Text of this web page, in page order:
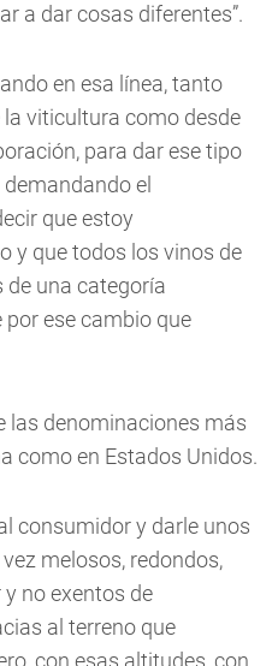
a dar cosas diferentes”.
en esa línea, tanto
viticultura como desde
para dar ese tipo
el
que estoy
y que todos los vinos de
de una categoría
ese cambio que
las denominaciones más
como en Estados Unidos.
consumidor y darle unos
melosos, redondos,
no exentos de
al terreno que
con esas altitudes, con